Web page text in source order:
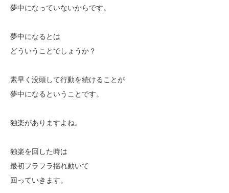
夢中になっていないからです。
夢中になるとは
どういうことでしょうか？
素早く没頭して行動を続けることが
夢中になるということです。
独楽がありますよね。
独楽を回した時は
最初フラフラ揺れ動いて
回っていきます。